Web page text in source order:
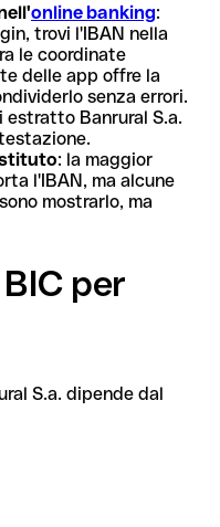
online banking:
trovi l'IBAN nella
le coordinate
delle app offre la
senza errori.
estratto Banrural S.a.
: la maggior
l'IBAN, ma alcune
mostrarlo, ma
per
S.a. dipende dal